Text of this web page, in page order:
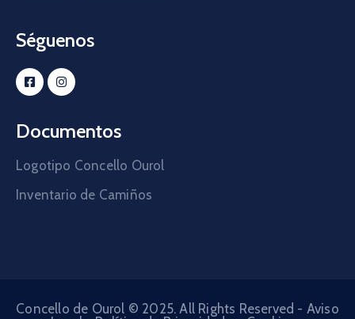
Séguenos
Documentos
Logotipo Concello Ourol
Inventario de Camiños
Concello de Ourol © 2025. All Rights Reserved - Aviso